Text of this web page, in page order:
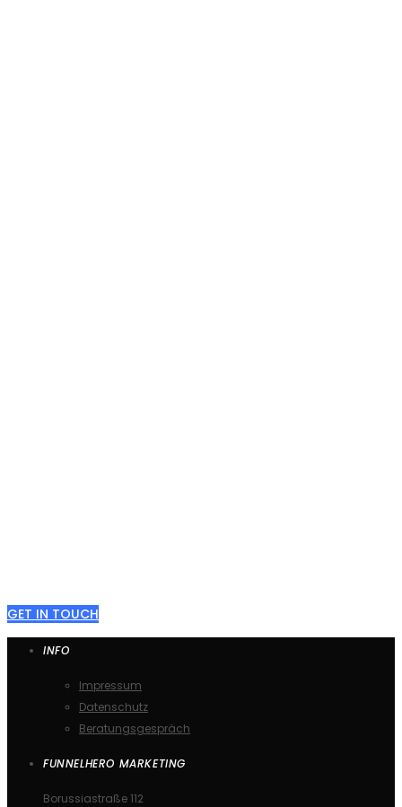
GET IN TOUCH
INFO
Impressum
Datenschutz
Beratungsgespräch
FUNNELHERO MARKETING
Borussiastraße 112